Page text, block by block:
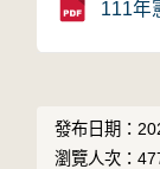
111年
發布日期：
瀏覽人次：